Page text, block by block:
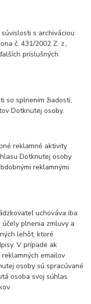
s archiváciou
č. 431/2002 Z. z.,
príslušných
so splnením žiadosti,
Dotknutej osoby.
reklamné aktivity
Dotknutej osoby
reklamnými
uchováva iba
plnenia zmluvy a
lehôt, ktoré
V prípade ak
emailov
osoby sú spracúvané
osoba svoj súhlas